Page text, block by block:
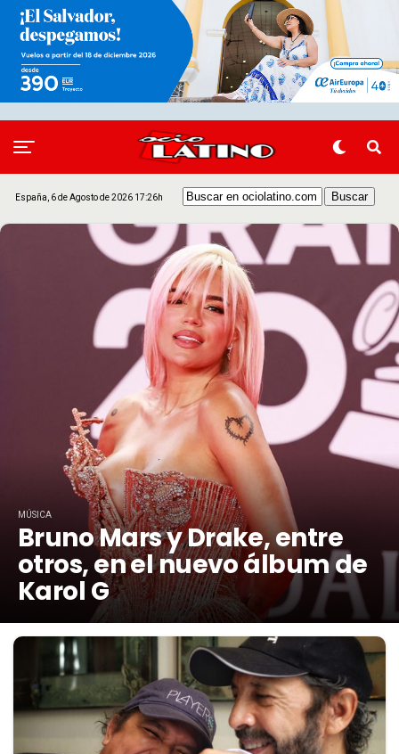
España, 6 de Agosto de 2026 17:26h
MÚSICA
Bruno Mars y Drake, entre
otros, en el nuevo álbum de
Karol G